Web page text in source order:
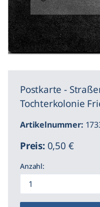
Postkarte -
Tochterkolonie
Artikelnummer:
Preis:0,50 €
Anzahl: